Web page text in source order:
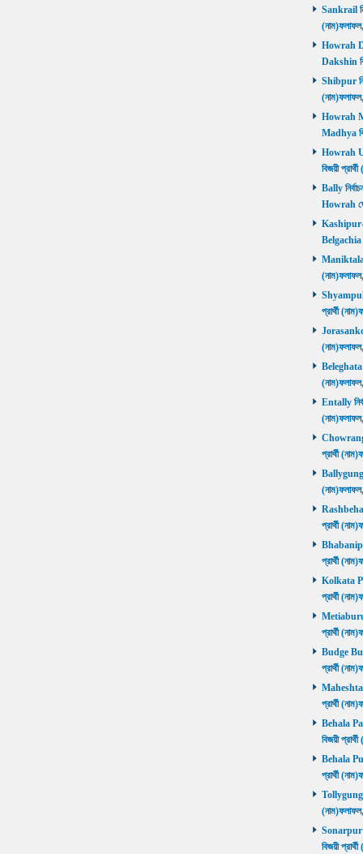
Sankrail
Howrah
Dakshin
Shibpur
Howrah
Madhya
Howrah
বিজয়ী
Bally
Howrah
Kashipur-
Belgachia
Maniktala
প্রার্থী
Jorasanko
Beleghata
Entally
প্রার্থী
Ballygunge
প্রার্থী
প্রার্থী
Kolkata
প্রার্থী
Metiaburuz
প্রার্থী
Budge
প্রার্থী
প্রার্থী
Behala
বিজয়ী
Behala
প্রার্থী
Tollygunge
Sonarpur
বিজয়ী